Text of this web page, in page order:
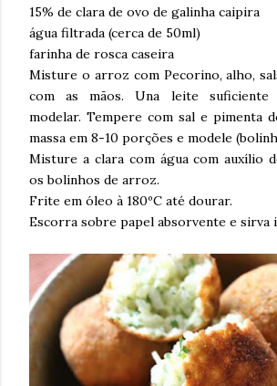
15% de clara de ovo de galinha caipira
água filtrada (cerca de 50ml)
farinha de rosca caseira
Misture o arroz com Pecorino, alho,
com as mãos. Una leite suficiente
modelar. Tempere com sal e pimenta
massa em 8-10 porções e modele
Misture a clara com água com auxílio
os bolinhos de arroz.
Frite em óleo à 180ºC até dourar.
Escorra sobre papel absorvente e sirva